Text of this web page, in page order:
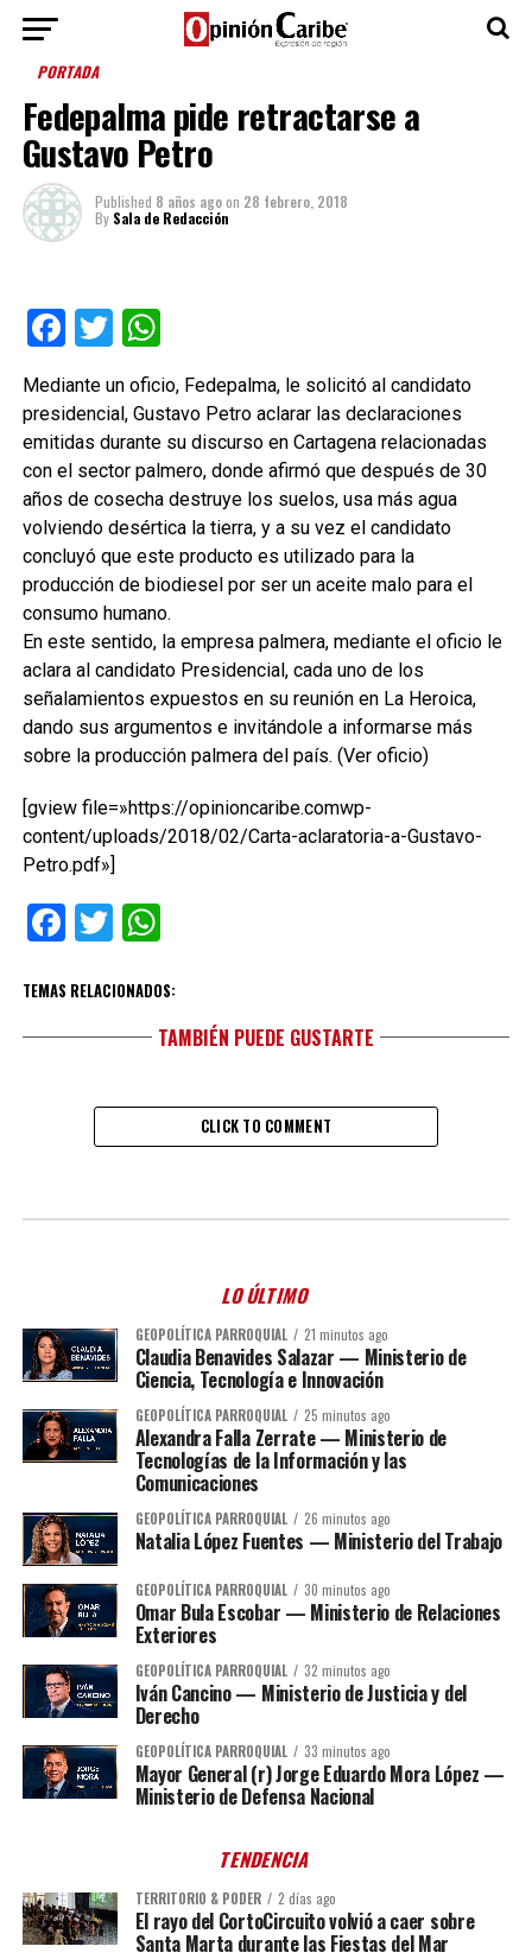
PORTADA
Fedepalma pide retractarse a
Gustavo Petro
Published 8 años agoon 28 febrero, 2018
By Sala de Redacción
Facebook
TwitterWhatsApp
Mediante un oficio, Fedepalma, le solicitó al candidato
presidencial, Gustavo Petro aclarar las declaraciones
emitidas durante su discurso en Cartagena relacionadas
con el sector palmero, donde afirmó que después de 30
años de cosecha destruye los suelos, usa más agua
volviendo desértica la tierra, y a su vez el candidato
concluyó que este producto es utilizado para la
producción de biodiesel por ser un aceite malo para el
consumo humano.
En este sentido, la empresa palmera, mediante el oficio le
aclara al candidato Presidencial, cada uno de los
señalamientos expuestos en su reunión en La Heroica,
dando sus argumentos e invitándole a informarse más
sobre la producción palmera del país. (Ver oficio)
[gview file=»https://opinioncaribe.comwp-
content/uploads/2018/02/Carta-aclaratoria-a-Gustavo-
Petro.pdf»]
Facebook
TwitterWhatsApp
TEMAS RELACIONADOS:
TAMBIÉN PUEDE GUSTARTE
CLICK TO COMMENT
LO ÚLTIMO
GEOPOLÍTICA PARROQUIAL 21 minutos ago
Claudia Benavides Salazar — Ministerio de
Ciencia, Tecnología e Innovación
GEOPOLÍTICA PARROQUIAL 25 minutos ago
Alexandra Falla Zerrate — Ministerio de
Tecnologías de la Información y las
Comunicaciones
GEOPOLÍTICA PARROQUIAL 26 minutos ago
Natalia López Fuentes — Ministerio del Trabajo
GEOPOLÍTICA PARROQUIAL 30 minutos ago
Omar Bula Escobar — Ministerio de Relaciones
Exteriores
GEOPOLÍTICA PARROQUIAL 32 minutos ago
Iván Cancino — Ministerio de Justicia y del
Derecho
GEOPOLÍTICA PARROQUIAL 33 minutos ago
Mayor General (r) Jorge Eduardo Mora López —
Ministerio de Defensa Nacional
TENDENCIA
TERRITORIO & PODER 2 días ago
El rayo del CortoCircuito volvió a caer sobre
Santa Marta durante las Fiestas del Mar